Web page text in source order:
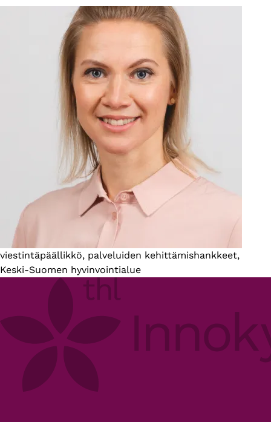
Esittelyteksti
viestintäpäällikkö, palveluiden kehittämishankkeet,
Keski-Suomen hyvinvointialue